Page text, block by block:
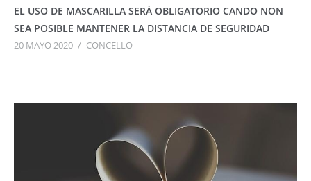
EL USO DE MASCARILLA SERÁ OBLIGATORIO CANDO NON
SEA POSIBLE MANTENER LA DISTANCIA DE SEGURIDAD
20 MAYO 2020 / CONCELLO